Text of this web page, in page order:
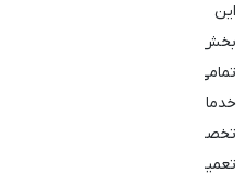
این
بخش
تمامی
خدمات
تخصصی
تعمیر